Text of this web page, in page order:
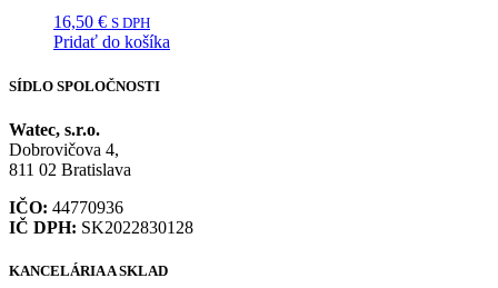
16,50 € S DPH
Pridať do košíka
SÍDLO SPOLOČNOSTI
Watec, s.r.o.
Dobrovičova 4,
811 02 Bratislava
IČO: 44770936
IČ DPH: SK2022830128
KANCELÁRIA A SKLAD